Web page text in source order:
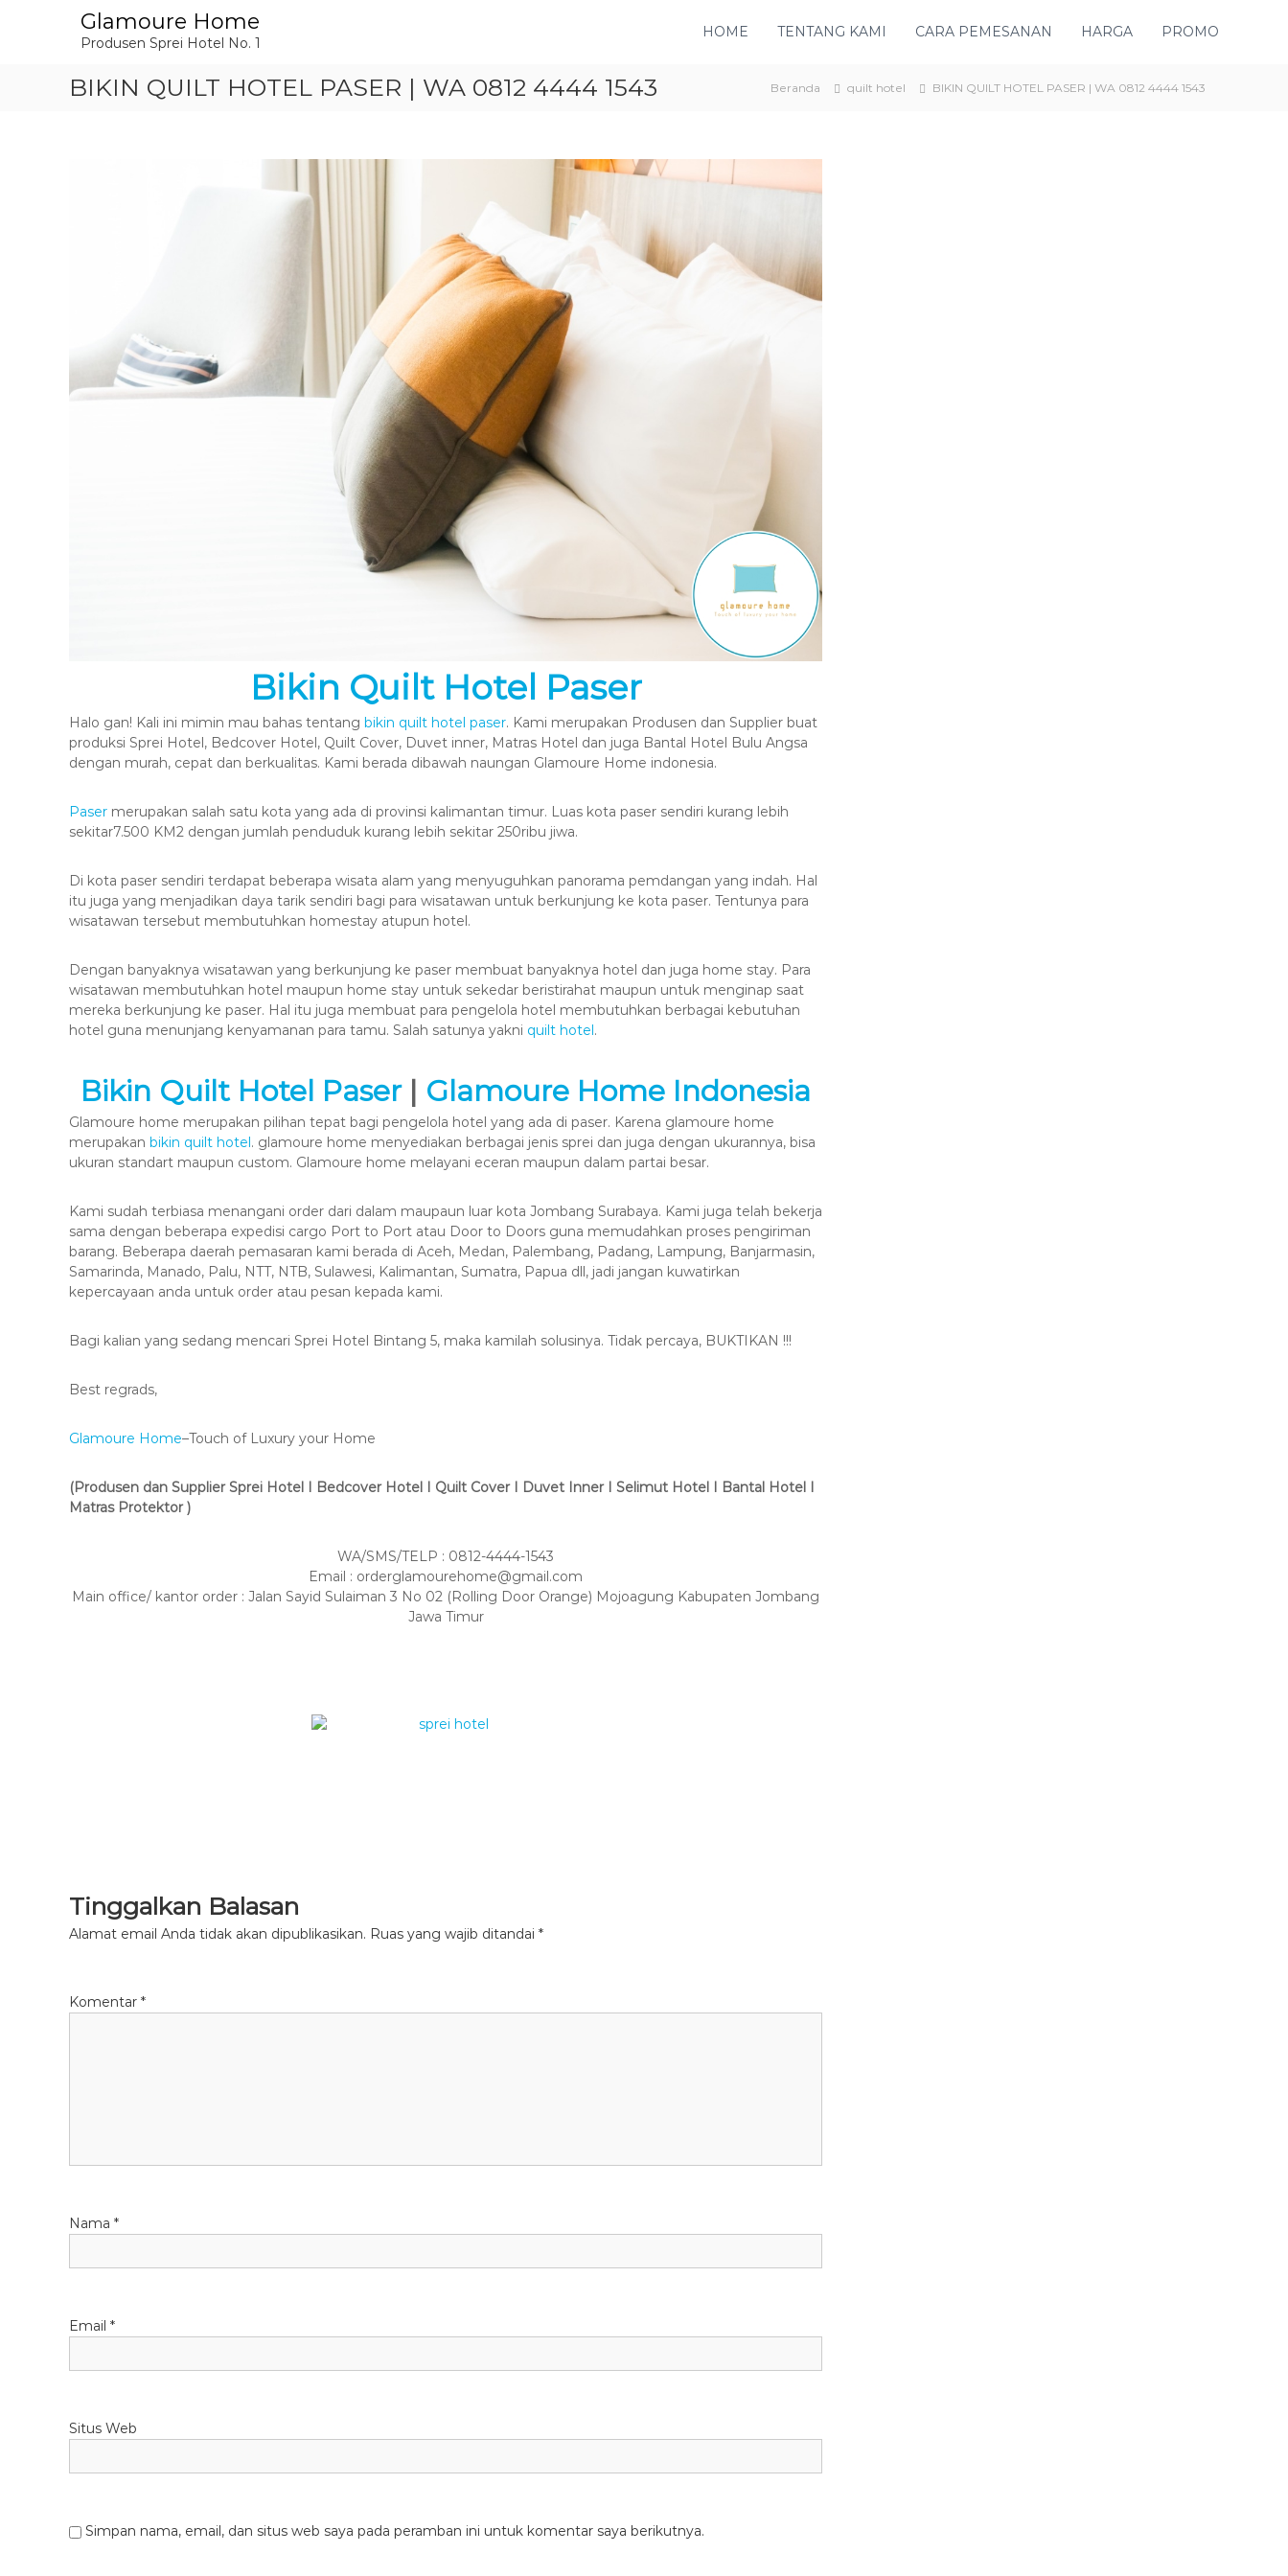
Glamoure Home
Produsen Sprei Hotel No. 1
HOME TENTANG KAMI CARA PEMESANAN HARGA PROMO
BIKIN QUILT HOTEL PASER | WA 0812 4444 1543 Beranda quilt hotel BIKIN QUILT HOTEL PASER | WA 0812 4444 1543
Bikin Quilt Hotel Paser
Halo gan! Kali ini mimin mau bahas tentang bikin quilt hotel paser. Kami merupakan Produsen dan Supplier buat
produksi Sprei Hotel, Bedcover Hotel, Quilt Cover, Duvet inner, Matras Hotel dan juga Bantal Hotel Bulu Angsa
dengan murah, cepat dan berkualitas. Kami berada dibawah naungan Glamoure Home indonesia.
Paser merupakan salah satu kota yang ada di provinsi kalimantan timur. Luas kota paser sendiri kurang lebih
sekitar7.500 KM2 dengan jumlah penduduk kurang lebih sekitar 250ribu jiwa.
Di kota paser sendiri terdapat beberapa wisata alam yang menyuguhkan panorama pemdangan yang indah. Hal
itu juga yang menjadikan daya tarik sendiri bagi para wisatawan untuk berkunjung ke kota paser. Tentunya para
wisatawan tersebut membutuhkan homestay atupun hotel.
Dengan banyaknya wisatawan yang berkunjung ke paser membuat banyaknya hotel dan juga home stay. Para
wisatawan membutuhkan hotel maupun home stay untuk sekedar beristirahat maupun untuk menginap saat
mereka berkunjung ke paser. Hal itu juga membuat para pengelola hotel membutuhkan berbagai kebutuhan
hotel guna menunjang kenyamanan para tamu. Salah satunya yakni quilt hotel.
Bikin Quilt Hotel Paser| Glamoure Home Indonesia
Glamoure home merupakan pilihan tepat bagi pengelola hotel yang ada di paser. Karena glamoure home
merupakan bikin quilt hotel. glamoure home menyediakan berbagai jenis sprei dan juga dengan ukurannya, bisa
ukuran standart maupun custom. Glamoure home melayani eceran maupun dalam partai besar.
Kami sudah terbiasa menangani order dari dalam maupaun luar kota Jombang Surabaya. Kami juga telah bekerja
sama dengan beberapa expedisi cargo Port to Port atau Door to Doors guna memudahkan proses pengiriman
barang. Beberapa daerah pemasaran kami berada di Aceh, Medan, Palembang, Padang, Lampung, Banjarmasin,
Samarinda, Manado, Palu, NTT, NTB, Sulawesi, Kalimantan, Sumatra, Papua dll, jadi jangan kuwatirkan
kepercayaan anda untuk order atau pesan kepada kami.
Bagi kalian yang sedang mencari Sprei Hotel Bintang 5, maka kamilah solusinya. Tidak percaya, BUKTIKAN !!!
Best regrads,
Glamoure Home–Touch of Luxury your Home
(Produsen dan Supplier Sprei Hotel I Bedcover Hotel I Quilt Cover I Duvet Inner I Selimut Hotel I Bantal Hotel I
Matras Protektor )
WA/SMS/TELP : 0812-4444-1543
Email : orderglamourehome@gmail.com
Main office/ kantor order : Jalan Sayid Sulaiman 3 No 02 (Rolling Door Orange) Mojoagung Kabupaten Jombang
Jawa Timur
Tinggalkan Balasan
Alamat email Anda tidak akan dipublikasikan. Ruas yang wajib ditandai *
Komentar *
Nama *
Email *
Situs Web
Simpan nama, email, dan situs web saya pada peramban ini untuk komentar saya berikutnya.